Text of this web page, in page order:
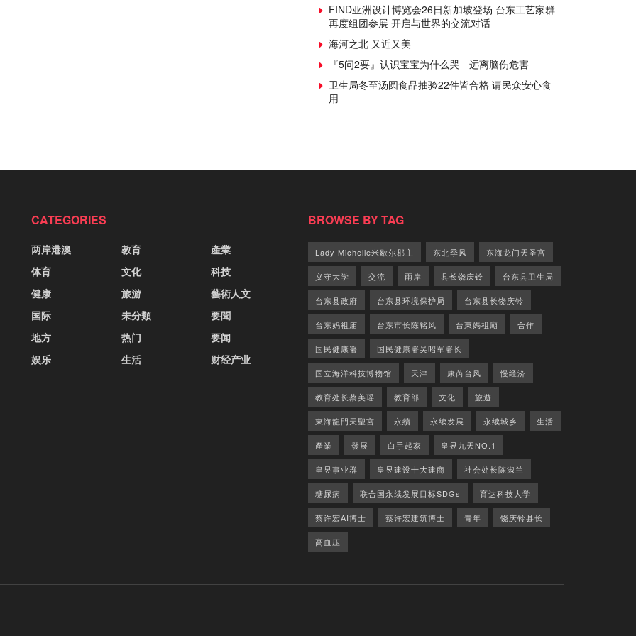
FIND亚洲设计博览会26日新加坡登场 台东工艺家群
再度组团参展 开启与世界的交流对话
海河之北 又近又美
『5问2要』认识宝宝为什么哭 远离脑伤危害
卫生局冬至汤圆食品抽验22件皆合格 请民众安心食
用
CATEGORIES
两岸港澳
体育
健康
国际
地方
娱乐
教育
文化
旅游
未分類
热门
生活
產業
科技
藝術人文
要聞
要闻
财经产业
BROWSE BY TAG
Lady Michelle米歇尔郡主 东北季风 东海龙门天圣宫
义守大学 交流 兩岸 县长饶庆铃 台东县卫生局
台东县政府 台东县环境保护局 台东县长饶庆铃
台东妈祖庙 台东市长陈铭风 台東媽祖廟 合作
国民健康署 国民健康署吴昭军署长
国立海洋科技博物馆 天津 康芮台风 慢经济
教育处长蔡美瑶 教育部 文化 旅遊
東海龍門天聖宮 永續 永续发展 永续城乡 生活
產業 發展 白手起家 皇昱九天NO.1
皇昱事业群 皇昱建设十大建商 社会处长陈淑兰
糖尿病 联合国永续发展目标SDGs 育达科技大学
蔡许宏AI博士 蔡许宏建筑博士 青年 饶庆铃县长
高血压